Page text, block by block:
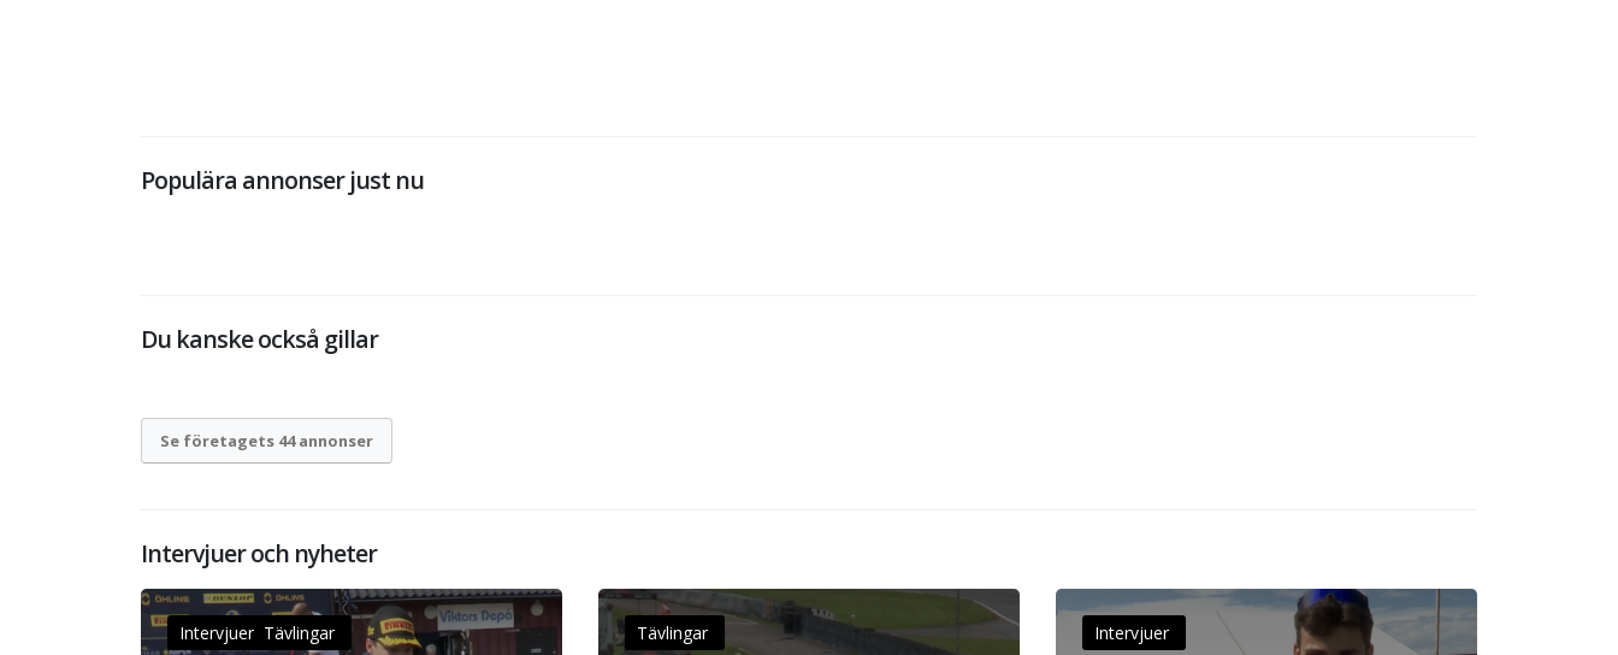
Populära annonser just nu
Du kanske också gillar
Se företagets 44 annonser
Intervjuer och nyheter
Intervjuer Tävlingar Tävlingar Intervjuer